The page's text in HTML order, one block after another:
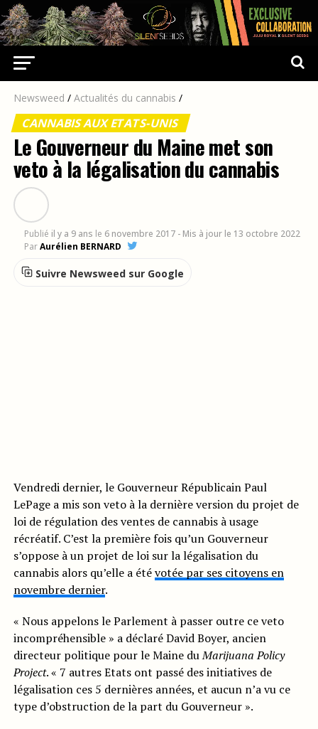
Newsweed / Actualités du cannabis /
CANNABIS AUX ETATS-UNIS
Le Gouverneur du Maine met son
veto à la légalisation du cannabis
Publié il y a 9 ans le 6 novembre 2017 - Mis à jour le 13 octobre 2022
ParAurélien BERNARD
Suivre Newsweed sur Google
Vendredi dernier, le Gouverneur Républicain Paul
LePage a mis son veto à la dernière version du projet de
loi de régulation des ventes de cannabis à usage
récréatif. C’est la première fois qu’un Gouverneur
s’oppose à un projet de loi sur la légalisation du
cannabis alors qu’elle a étévotée par ses citoyens en
novembre dernier.
« Nous appelons le Parlement à passer outre ce veto
incompréhensible » a déclaré David Boyer, ancien
directeur politique pour le Maine duMarijuana Policy
Project. « 7 autres Etats ont passé des initiatives de
légalisation ces 5 dernières années, et aucun n’a vu ce
type d’obstruction de la part du Gouverneur ».